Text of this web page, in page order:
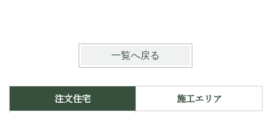
一覧へ戻る
注文住宅
施工エリア